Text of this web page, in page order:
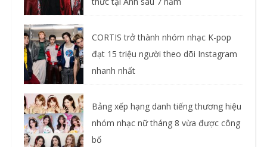
CORTIS trở thành nhóm nhạc K-pop
đạt 15 triệu người theo dõi Instagram
nhanh nhất
Bảng xếp hạng danh tiếng thương hiệu
nhóm nhạc nữ tháng 8 vừa được công
bố